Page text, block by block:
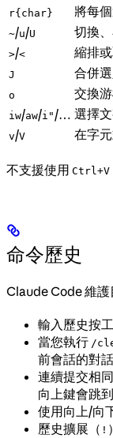
r{char} 將每
~/u/U 切換
>/< 縮排
J 合併
o 交換
iw/aw/i"/… 選擇
v/V 在字
不支援使用 Ctrl+V
命令歷史
Claude Code 維護
輸入歷史按
當您執行 /
前會話的對
連續提交相
向上鍵會跳
使用向上/向
歷史擴展（ !